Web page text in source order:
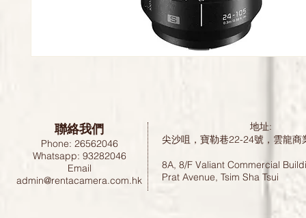
聯絡我們
Phone: 26562046
Whatsapp: 93282046
Email
admin@rentacamera.com.hk
地址:
尖沙咀，寶勒巷22-24號，雲龍
8A, 8/F Valiant Commercial
Prat Avenue, Tsim Sha Tsui